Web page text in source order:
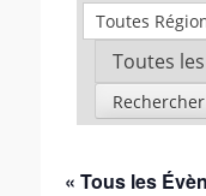
Toutes
« Tous les